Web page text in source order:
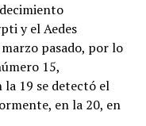
y el Aedes
pasado, por lo
15,
la 19 se detectó el
en la 20, en